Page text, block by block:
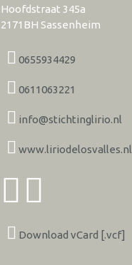
Hoofdstraat 345a
2171BH Sassenheim
0655934429
0611063221
info@stichtinglirio.nl
www.liriodelosvalles.nl
Download vCard [.vcf]